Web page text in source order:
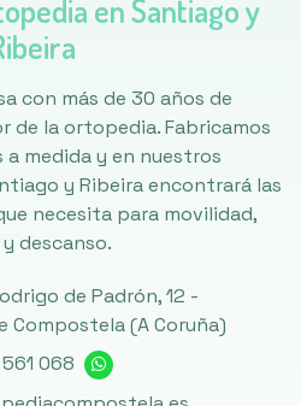
en Santiago y
con más de 30 años de
de la ortopedia. Fabricamos
medida y en nuestros
y Ribeira encontrará las
necesita para movilidad,
descanso.
de Padrón, 12 -
Compostela(A Coruña)
068